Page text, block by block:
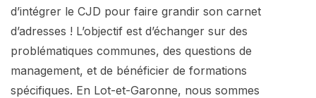
d’intégrer le CJD pour faire grandir son carnet
d’adresses ! L’objectif est d’échanger sur des
problématiques communes, des questions de
management, et de bénéficier de formations
spécifiques. En Lot-et-Garonne, nous sommes